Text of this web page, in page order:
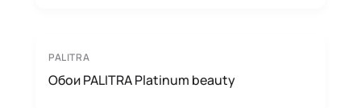
PALITRA
Обои PALITRA Platinum beauty